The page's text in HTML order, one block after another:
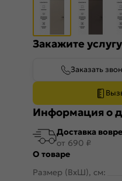
Закажите
Заказать
Информация о
Доставка
от 690 ₽
О товаре
Размер (ВхШ), см: